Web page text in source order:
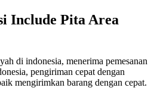
Include Pita Area
di indonesia, menerima pemesanan
pengiriman cepat dengan
mengirimkan barang dengan cepat.